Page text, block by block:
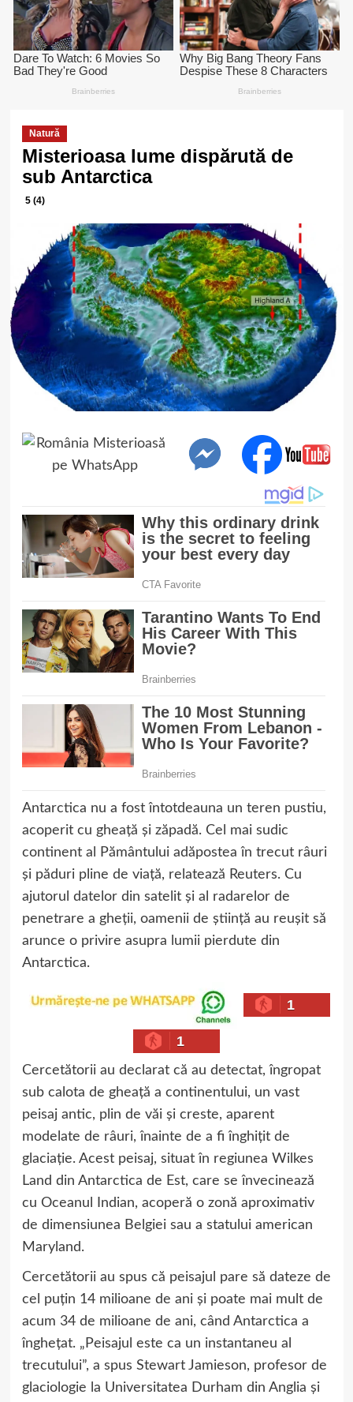
Natură
Misterioasa lume dispărută de
sub Antarctica
5 (4)
Antarctica nu a fost întotdeauna un teren pustiu,
acoperit cu gheață și zăpadă. Cel mai sudic
continent al Pământului adăpostea în trecut râuri
și păduri pline de viață, relatează Reuters. Cu
ajutorul datelor din satelit și al radarelor de
penetrare a gheții, oamenii de știință au reușit să
arunce o privire asupra lumii pierdute din
Antarctica.
1
1
Cercetătorii au declarat că au detectat, îngropat
sub calota de gheață a continentului, un vast
peisaj antic, plin de văi și creste, aparent
modelate de râuri, înainte de a fi înghițit de
glaciație. Acest peisaj, situat în regiunea Wilkes
Land din Antarctica de Est, care se învecinează
cu Oceanul Indian, acoperă o zonă aproximativ
de dimensiunea Belgiei sau a statului american
Maryland.
Cercetătorii au spus că peisajul pare să dateze de
cel puțin 14 milioane de ani și poate mai mult de
acum 34 de milioane de ani, când Antarctica a
înghețat. „Peisajul este ca un instantaneu al
trecutului”, a spus Stewart Jamieson, profesor de
glaciologie la Universitatea Durham din Anglia și